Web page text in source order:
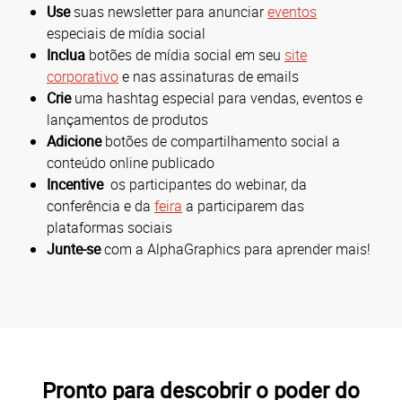
Usesuas newsletter para anunciareventos
especiais de mídia social
Inclua botões de mídia social em seu site
corporativoe nas assinaturas de emails
Crieuma hashtag especial para vendas, eventos e
lançamentos de produtos
Adicionebotões de compartilhamento social a
conteúdo online publicado
Incentive os participantes do webinar, da
conferência e da feira a participarem das
plataformas sociais
Junte-secom a AlphaGraphics para aprender mais!
Pronto para descobrir o poder do